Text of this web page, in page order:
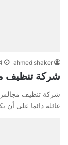
ahmed shaker
شركة تنظيف
شركة تنظيف
عائلة دائما على أن